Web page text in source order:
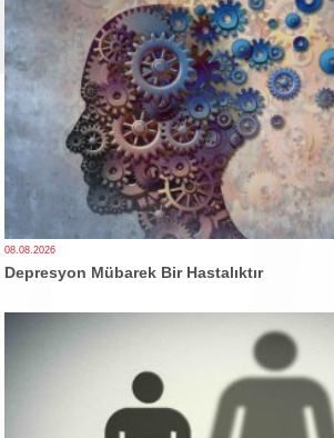
08.08.2026
Depresyon Mübarek Bir Hastalıktır